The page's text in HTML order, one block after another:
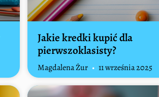
Jakie kredki kupić dla
pierwszoklasisty?
Magdalena Żur 11 września 2025